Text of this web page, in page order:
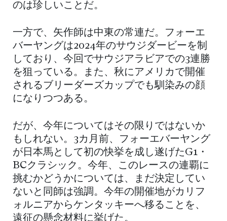
のは珍しいことだ。
一方で、矢作師は中東の常連だ。フォーエ
バーヤングは2024年のサウジダービーを制
しており、今回でサウジアラビアでの3連勝
を狙っている。また、秋にアメリカで開催
されるブリーダーズカップでも馴染みの顔
になりつつある。
だが、今年についてはその限りではないか
もしれない。3カ月前、フォーエバーヤング
が日本馬として初の快挙を成し遂げたG1・
BCクラシック。今年、このレースの連覇に
挑むかどうかについては、まだ決定してい
ないと同師は強調。今年の開催地がカリフ
ォルニアからケンタッキーへ移ることを、
遠征の懸念材料に挙げた。